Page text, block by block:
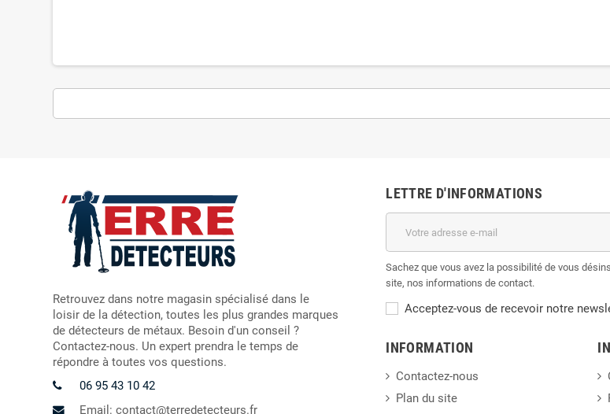
Retrouvez dans notre magasin spécialisé dans le
loisir de la détection, toutes les plus grandes marques
de détecteurs de métaux. Besoin d'un conseil ?
Contactez-nous. Un expert prendra le temps de
répondre à toutes vos questions.
06 95 43 10 42
Email: contact@terredetecteurs.fr
LETTRE D'INFORMATIONS
Sachez que vous avez la possibilité de vous
site, nos informations de contact.
Acceptez-vous de recevoir notre
INFORMATION
Contactez-nous
Plan du site